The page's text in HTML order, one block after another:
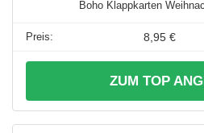
Boho Klappkarten
8,95 €
ZUM TOP